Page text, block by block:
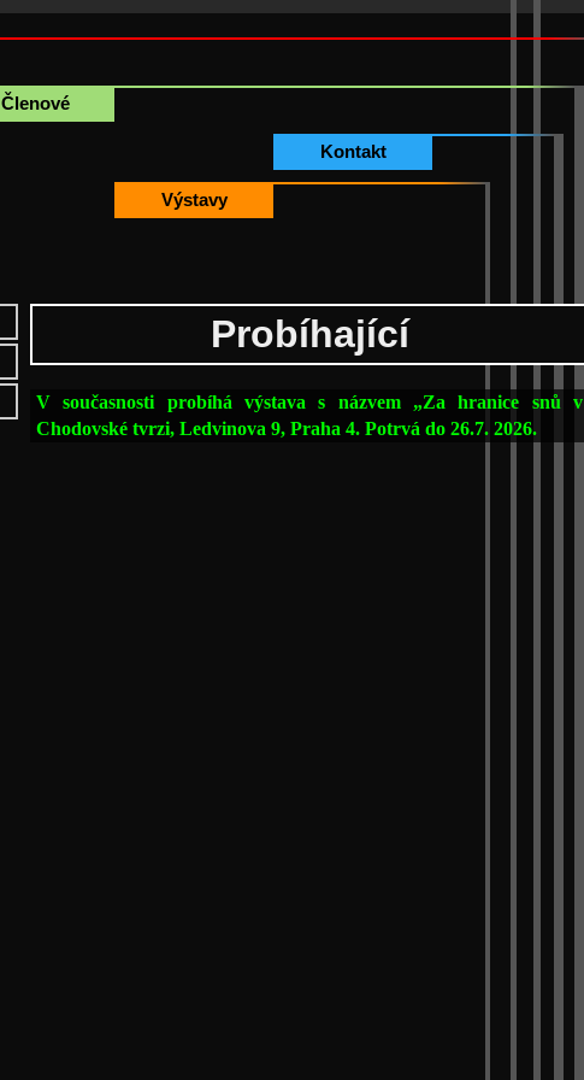
Členové
Výstavy
Kontakt
Probíhající
V současnosti probíhá výstava s názvem „Za hranice snů v
Chodovské tvrzi, Ledvinova 9, Praha 4. Potrvá do 26.7. 2026.